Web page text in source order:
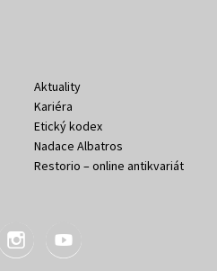
Aktuality
Kariéra
Etický kodex
Nadace Albatros
Restorio – online antikvariát